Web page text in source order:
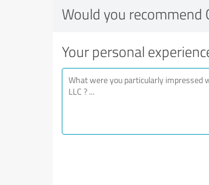
Would you recommend
Your personal